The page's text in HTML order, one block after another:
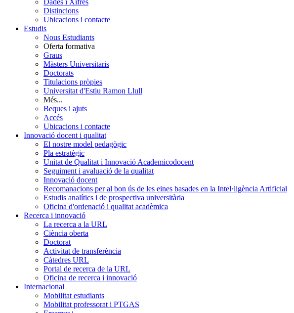
Distincions
Ubicacions i contacte
Estudis
Nous Estudiants
Oferta formativa
Graus
Màsters Universitaris
Doctorats
Titulacions pròpies
Universitat d'Estiu Ramon Llull
Més...
Beques i ajuts
Accés
Ubicacions i contacte
Innovació docent i qualitat
El nostre model pedagògic
Pla estratègic
Unitat de Qualitat i Innovació Academicodocent
Seguiment i avaluació de la qualitat
Innovació docent
Recomanacions per al bon ús de les eines basades en la Intel·ligència Artificial
Estudis analítics i de prospectiva universitària
Oficina d'ordenació i qualitat acadèmica
Recerca i innovació
La recerca a la URL
Ciència oberta
Doctorat
Activitat de transferència
Càtedres URL
Portal de recerca de la URL
Oficina de recerca i innovació
Internacional
Mobilitat estudiants
Mobilitat professorat i PTGAS